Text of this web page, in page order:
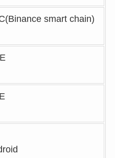
smart chain)